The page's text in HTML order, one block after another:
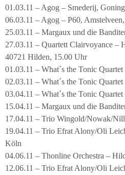
01.03.11 – Agog – Smederij,
06.03.11 – Agog – P60,
25.03.11 – Margaux und die
27.03.11 – Quartett Clairvoyance –
40721 Hilden, 15.00 Uhr
01.03.11 – What´s the Tonic
02.03.11 – What´s the Tonic
03.04.11 – What´s the Tonic
15.04.11 – Margaux und die
17.04.11 – Trio Wingold/Nowak/
19.04.11 – Trio Efrat Alony/Oli
Köln
04.06.11 – Thonline Orchestra –
12.06.11 – Trio Efrat Alony/Oli